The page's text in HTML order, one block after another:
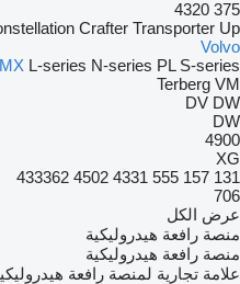
375
4320
Crafter Transporter Up
Volvo
L-series N-series PL S-series
Terberg VM
DV DW
DW
4900
XG
131
157
555
4331
4502
433362
706
عرض الكل
منصة رافعة هيدروليكية
منصة رافعة هيدروليكية
علامة تجارية لمنصة رافعة